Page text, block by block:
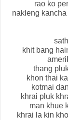
rao ko
nakleng
khit bang
thang
khon thai
kotmai
khrai pluk
man khue
khrai la kin